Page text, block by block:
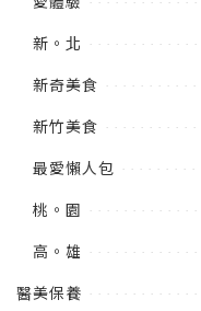
新。北
新奇美食
新竹美食
最愛懶人包
桃。園
高。雄
醫美保養